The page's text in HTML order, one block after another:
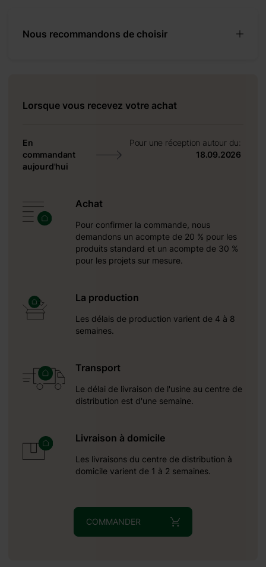
Nous recommandons de choisir
Lorsque vous recevez votre achat
En
commandant
aujourd'hui
Pour une réception autour du:
18.09.2026
Achat
Pour confirmer la commande, nous
demandons un acompte de 20 % pour les
produits standard et un acompte de 30 %
pour les projets sur mesure.
La production
Les délais de production varient de 4 à 8
semaines.
Transport
Le délai de livraison de l'usine au centre de
distribution est d'une semaine.
Livraison à domicile
Les livraisons du centre de distribution à
domicile varient de 1 à 2 semaines.
COMMANDER
mm